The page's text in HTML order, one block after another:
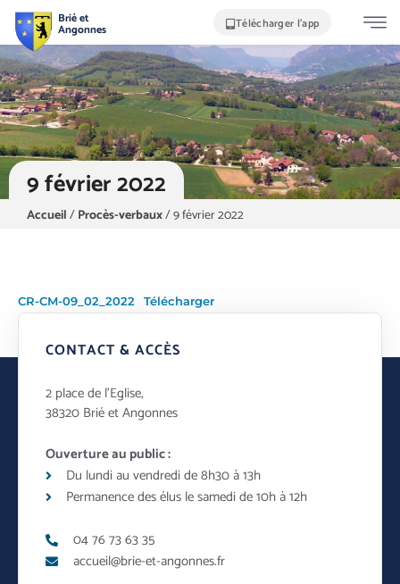
Brié et
Angonnes Télécharger l'app
9 février 2022
Accueil/Procès-verbaux/9 février 2022
CR-CM-09_02_2022 Télécharger
CONTACT & ACCÈS
2 place de l’Eglise,
38320 Brié et Angonnes
Ouverture au public :
Du lundi au vendredi de 8h30 à 13h
Permanence des élus le samedi de 10h à 12h
04 76 73 63 35
accueil@brie-et-angonnes.fr